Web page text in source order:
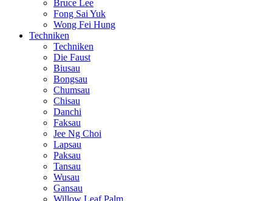
Bruce Lee
Fong Sai Yuk
Wong Fei Hung
Techniken
Techniken
Die Faust
Biusau
Bongsau
Chumsau
Chisau
Danchi
Faksau
Jee Ng Choi
Lapsau
Paksau
Tansau
Wusau
Gansau
Willow Leaf Palm